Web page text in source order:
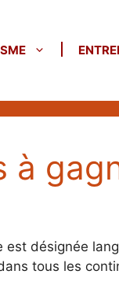
à
est désignée
tous les